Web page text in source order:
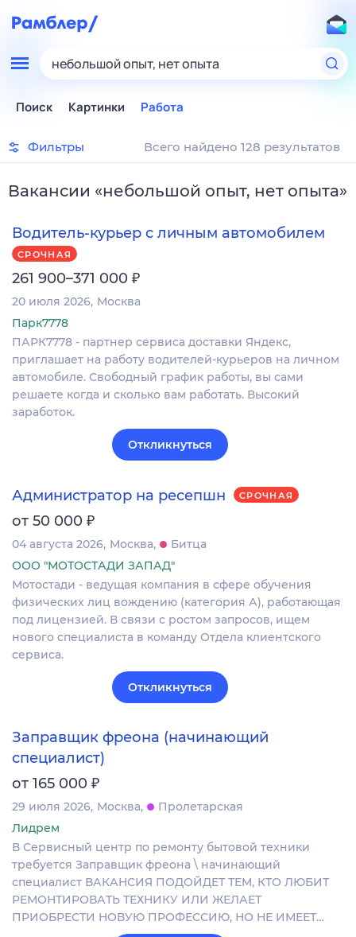
небольшой опыт, нет опыта
Поиск Картинки Работа
Фильтры Всего найдено 128 результатов
Вакансии «небольшой опыт, нет опыта»
Водитель-курьер с личным автомобилем
СРОЧНАЯ
261 900–371 000 ₽
20 июля 2026 Москва
Парк7778
ПАРК7778 - партнер сервиса доставки Яндекс,
приглашает на работу водителей-курьеров на личном
автомобиле. Свободный график работы, вы сами
решаете когда и сколько вам работать. Высокий
заработок.
Откликнуться
Администратор на ресепшн СРОЧНАЯ
от 50 000 ₽
04 августа 2026 Москва
Битца
ООО "МОТОСТАДИ ЗАПАД"
Мотостади - ведущая компания в сфере обучения
физических лиц вождению (категория А), работающая
под лицензией. В связи с ростом запросов, ищем
нового специалиста в команду Отдела клиентского
сервиса.
Откликнуться
Заправщик фреона (начинающий
специалист)
от 165 000 ₽
29 июля 2026 Москва
Пролетарская
Лидрем
В Сервисный центр по ремонту бытовой техники
требуется Заправщик фреона \ начинающий
специалист ВАКАНСИЯ ПОДОЙДЕТ ТЕМ, КТО ЛЮБИТ
РЕМОНТИРОВАТЬ ТЕХНИКУ ИЛИ ЖЕЛАЕТ
ПРИОБРЕСТИ НОВУЮ ПРОФЕССИЮ, НО НЕ ИМЕЕТ…